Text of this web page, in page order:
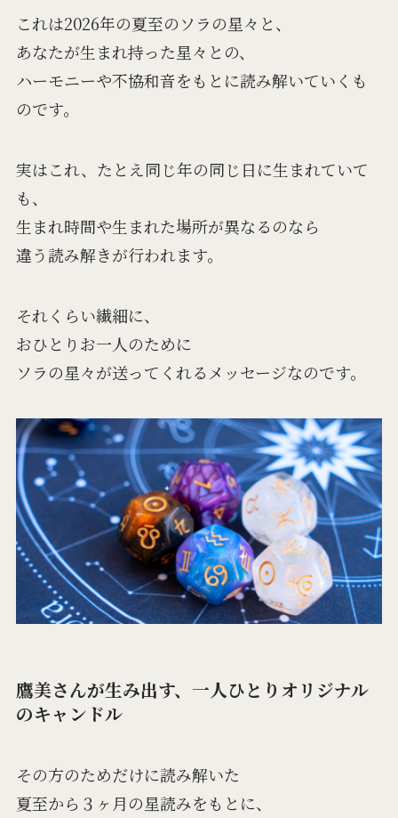
これは2026年の夏至のソラの星々と、
あなたが生まれ持った星々との、
ハーモニーや不協和音をもとに読み解いていくも
のです。
実はこれ、たとえ同じ年の同じ日に生まれていて
も、
生まれ時間や生まれた場所が異なるのなら
違う読み解きが行われます。
それくらい繊細に、
おひとりお一人のために
ソラの星々が送ってくれるメッセージなのです。
鷹美さんが生み出す、一人ひとりオリジナル
のキャンドル
その方のためだけに読み解いた
夏至から３ヶ月の星読みをもとに、